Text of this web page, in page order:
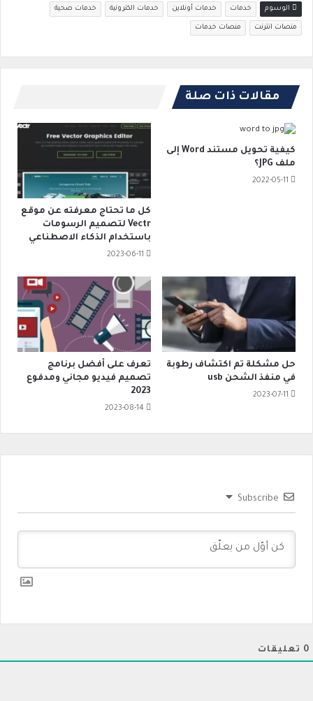
الوسوم خدمات خدمات أونلاين خدمات الكترونية خدمات صحية
منصات انترنت منصات خدمات
مقالات ذات صلة
كيفية تحويل مستند Word إلى
ملف JPG؟
2022-05-11
كل ما تحتاج معرفته عن موقع
Vectr لتصميم الرسومات
باستخدام الذكاء الاصطناعي
2023-06-11
حل مشكلة تم اكتشاف رطوبة
في منفذ الشحن usb
2023-07-11
تعرف على أفضل برنامج
تصميم فيديو مجاني ومدفوع
2023
2023-08-14
Subscribe
0 تعليقات